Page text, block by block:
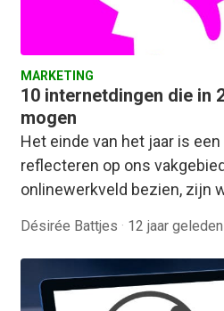
MARKETING
10 internetdingen die in
mogen
Het einde van het jaar is
reflecteren op ons
onlinewerkveld bezien, zijn
Désirée Battjes · 12 jaar geleden